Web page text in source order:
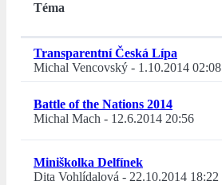
Téma
Transparentní Česká Lípa
Michal Vencovský - 1.10.2014 02:08
Battle of the Nations 2014
Michal Mach - 12.6.2014 20:56
Miniškolka Delfínek
Dita Vohlídalová - 22.10.2014 18:22